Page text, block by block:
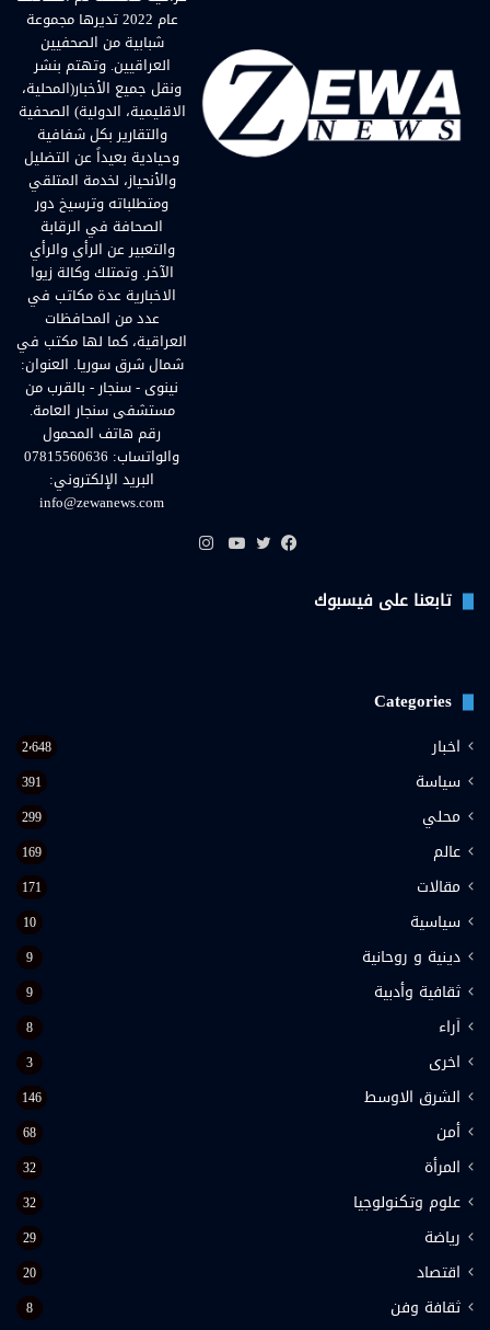
عام 2022 تديرها مجموعة
شبابية من الصحفيين
العراقيين. وتهتم بنشر
ونقل جميع الأخبار(المحلية،
الاقليمية، الدولية) الصحفية
والتقارير بكل شفافية
وحيادية بعيداً عن التضليل
والأنحياز، لخدمة المتلقي
ومتطلباته وترسيخ دور
الصحافة في الرقابة
والتعبير عن الرأي والرأي
الآخر. وتمتلك وكالة زيوا
الاخبارية عدة مكاتب في
عدد من المحافظات
العراقية، كما لها مكتب في
شمال شرق سوريا. العنوان:
نينوى - سنجار - بالقرب من
مستشفى سنجار العامة.
رقم هاتف المحمول
والواتساب: 07815560636
البريد الإلكتروني:
info@zewanews.com
تابعنا على فيسبوك
Categories
اخبار 2٬648
سياسة 391
محلي 299
عالم 169
مقالات 171
سياسية 10
دينية و روحانية 9
ثقافية وأدبية 9
اَراء 8
اخرى 3
الشرق الاوسط 146
أمن 68
المرأة 32
علوم وتكنولوجيا 32
رياضة 29
اقتصاد 20
ثقافة وفن 8